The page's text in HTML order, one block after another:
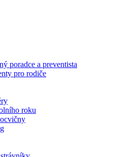
poradce a preventista
pro rodiče
roku